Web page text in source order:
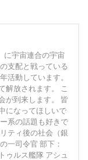
に宇宙連合の宇宙
支配と戦っている
活動しています。
解放されます。 こ
が到来します。 皆
になってほしいで
系の話題も好きで
ティ後の社会（銀
一司令官 部下：
ゥルス艦隊 アシュ